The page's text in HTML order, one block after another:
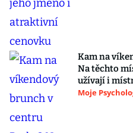
Kam na
Na těchto
užívají i
Moje